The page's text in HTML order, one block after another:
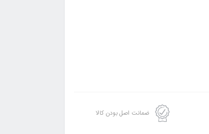
ضمانت اصل بودن کالا